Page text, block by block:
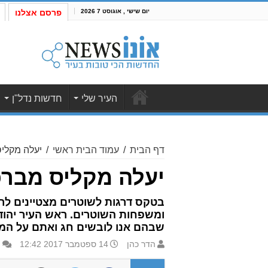
יום שישי , אוגוסט 7 2026 פרסם אצלנו
העיר שלי חדשות נדל"ן
דף הבית / עמוד הבית ראשי / יעלה
יעלה מקליס
בטקס דרגות לשוטרים
ומשפחות השוטרים. ראש העיר
שבהם אנו לובשים חג ואתם על
הדר כהן 14 ספטמבר 2017 12:42